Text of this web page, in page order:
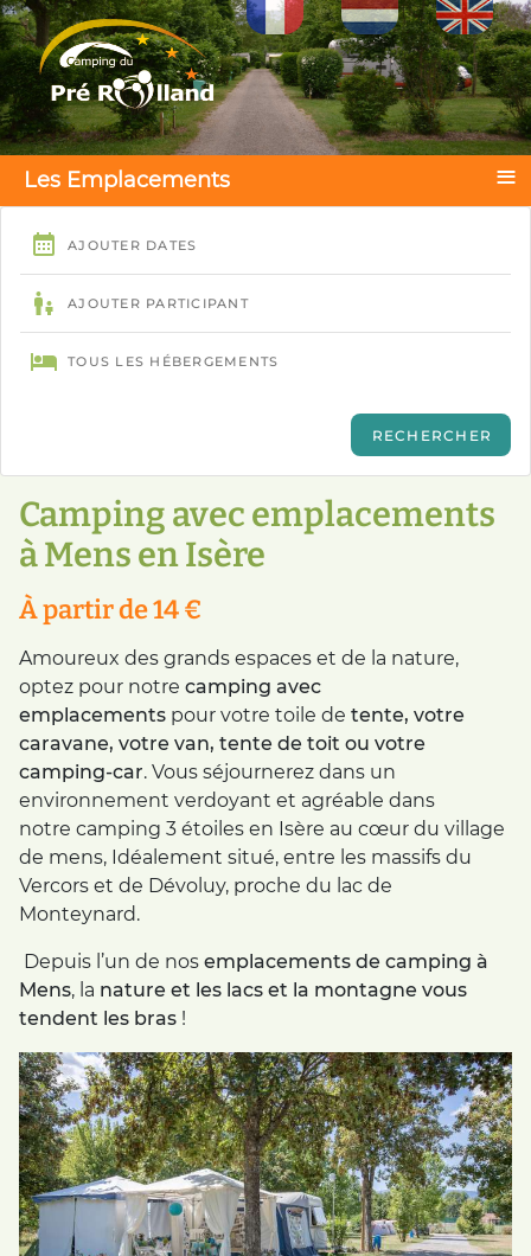
Sélectionnez votre langue
Les Emplacements ≡
Camping avec emplacements
à Mens en Isère
À partir de 14 €
Amoureux des grands espaces et de la nature,
optez pour notre camping avec
emplacements pour votre toile de tente, votre
caravane, votre van, tente de toit ou votre
camping-car. Vous séjournerez dans un
environnement verdoyant et agréable dans
notre camping 3 étoiles en Isère au cœur du village
de mens, Idéalement situé, entre les massifs du
Vercors et de Dévoluy, proche du lac de
Monteynard.
Depuis l’un de nos emplacements de camping à
Mens, la nature et les lacs et la montagne vous
tendent les bras !